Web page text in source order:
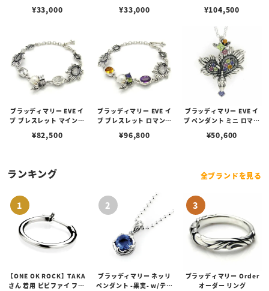
¥33,000 ¥33,000 ¥104,500
ブラッディマリー EVE イ
ブ ブレスレット マインド
¥82,500
ブラッディマリー EVE イ
ブ ブレスレット ロマンス
¥96,800
ブラッディマリー EVE イ
ブ ペンダント ミニ ロマン
¥50,600
ランキング 全ブランドを見る
【ONE OK ROCK】TAKA
さん 着用 ビビファイ フー
ブラッディマリー ネッリ
ペンダント -果実- w/ティ
ブラッディマリー Order
オーダー リング